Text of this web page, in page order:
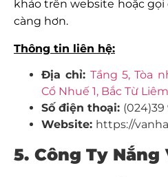
khảo trên website hoặc
càng hơn.
Thông tin liên hệ:
Địa chỉ:Tầng 5, Tòa
Cổ Nhuế 1, Bắc Từ
Số điện thoại: (024)39
Website: https://
5. Công Ty Nắng